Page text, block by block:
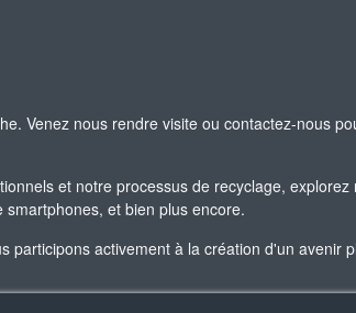
Venez nous rendre visite ou contactez-nous
et notre processus de recyclage,
et bien plus encore.
activement à la création d'un avenir